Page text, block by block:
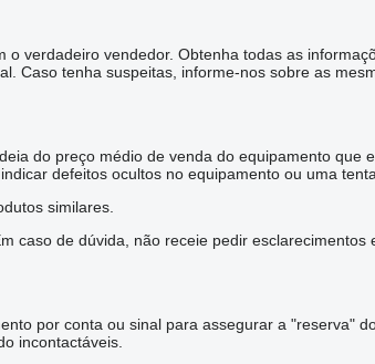
verdadeiro vendedor. Obtenha todas as
Caso tenha suspeitas, informe-nos sobre as
do preço médio de venda do equipamento
defeitos ocultos no equipamento ou uma
similares.
caso de dúvida, não receie pedir
por conta ou sinal para assegurar a "reserva"
incontactáveis.